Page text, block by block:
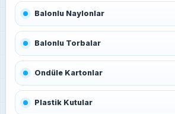
Balonlu Naylonlar
Balonlu Torbalar
Ondüle Kartonlar
Plastik Kutular